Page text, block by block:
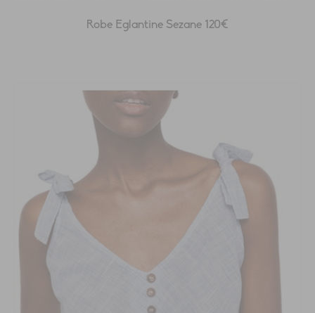
Robe Eglantine Sezane 120€